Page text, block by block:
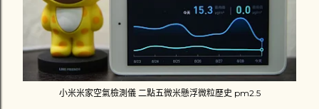
小米米家空氣檢測儀 二點五微米懸浮微粒歷史 pm2.5